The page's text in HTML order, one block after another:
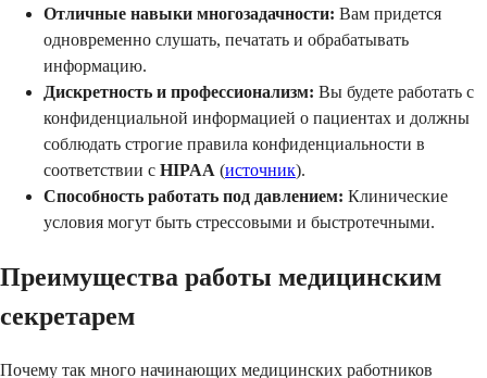
Отличные навыки многозадачности: Вам придется
одновременно слушать, печатать и обрабатывать
информацию.
Дискретность и профессионализм: Вы будете работать с
конфиденциальной информацией о пациентах и должны
соблюдать строгие правила конфиденциальности в
соответствии с HIPAA (источник).
Способность работать под давлением: Клинические
условия могут быть стрессовыми и быстротечными.
Преимущества работы медицинским
секретарем
Почему так много начинающих медицинских работников